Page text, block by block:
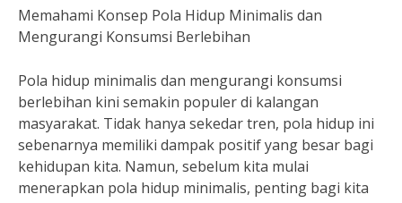
Memahami Konsep Pola Hidup Minimalis dan
Mengurangi Konsumsi Berlebihan
Pola hidup minimalis dan mengurangi konsumsi
berlebihan kini semakin populer di kalangan
masyarakat. Tidak hanya sekedar tren, pola hidup ini
sebenarnya memiliki dampak positif yang besar bagi
kehidupan kita. Namun, sebelum kita mulai
menerapkan pola hidup minimalis, penting bagi kita